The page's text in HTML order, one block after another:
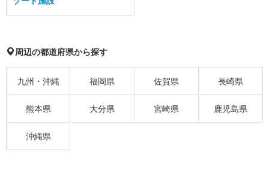
周辺の都道府県から探す
九州・沖縄 福岡県 佐賀県 長崎県
熊本県 大分県 宮崎県 鹿児島県
沖縄県